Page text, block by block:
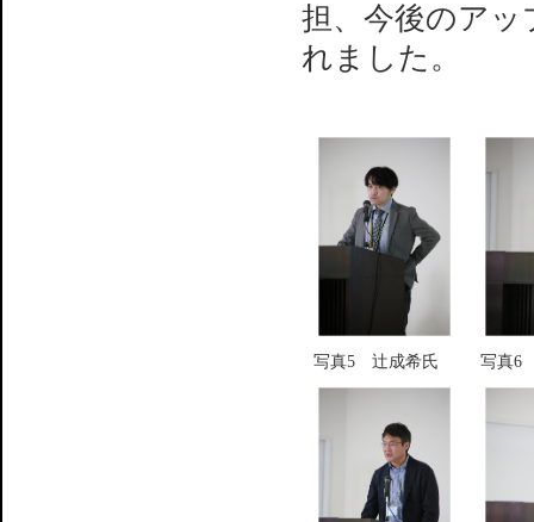
担、今後のア
れました。
写真5 辻成希氏 写真6